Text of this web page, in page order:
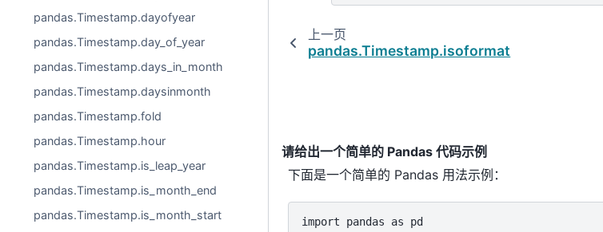
pandas.Timestamp.dayofyear
pandas.Timestamp.day_of_year
pandas.Timestamp.days_in_month
pandas.Timestamp.daysinmonth
pandas.Timestamp.fold
pandas.Timestamp.hour
pandas.Timestamp.is_leap_year
pandas.Timestamp.is_month_end
pandas.Timestamp.is_month_start
上一页
pandas.Timestamp.isoformat
请给出一个简单的 Pandas 代码示例
下面是一个简单的 Pandas 用法示例：
import pandas as pd